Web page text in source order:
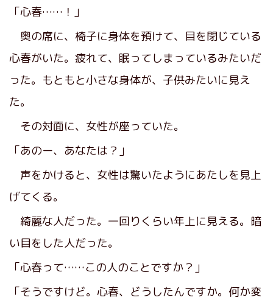
「心春……！」
奥の席に、椅子に身体を預けて、目を閉じている
心春がいた。疲れて、眠ってしまっているみたいだ
った。もともと小さな身体が、子供みたいに見え
た。
その対面に、女性が座っていた。
「あのー、あなたは？」
声をかけると、女性は驚いたようにあたしを見上
げてくる。
綺麗な人だった。一回りくらい年上に見える。暗
い目をした人だった。
「心春って……この人のことですか？」
「そうですけど。心春、どうしたんですか。何か変